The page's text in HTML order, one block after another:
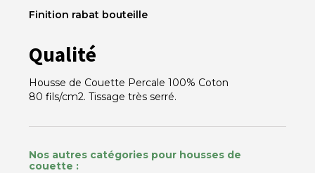
Finition rabat bouteille
Qualité
Housse de Couette Percale 100% Coton
80 fils/cm2. Tissage très serré.
Nos autres catégories pour housses de
couette :